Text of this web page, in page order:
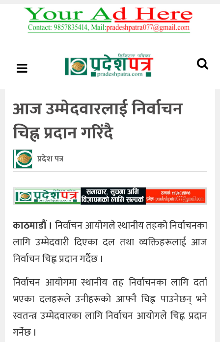
आज उम्मेदवारलाई निर्वाचन
चिह्न प्रदान गरिंदै
प्रदेश पत्र
काठमाडौं ।निर्वाचन आयोगले स्थानीय तहको निर्वाचनका
लागि उम्मेदवारी दिएका दल तथा व्यक्तिहरूलाई आज
निर्वाचन चिह्न प्रदान गर्दैछ ।
निर्वाचन आयोगमा स्थानीय तह निर्वाचनका लागि दर्ता
भएका दलहरूले उनीहरूको आफ्नै चिह्न पाउनेछन् भने
स्वतन्त्र उम्मेदवारका लागि निर्वाचन आयोगले चिह्न प्रदान
गर्नेछ ।